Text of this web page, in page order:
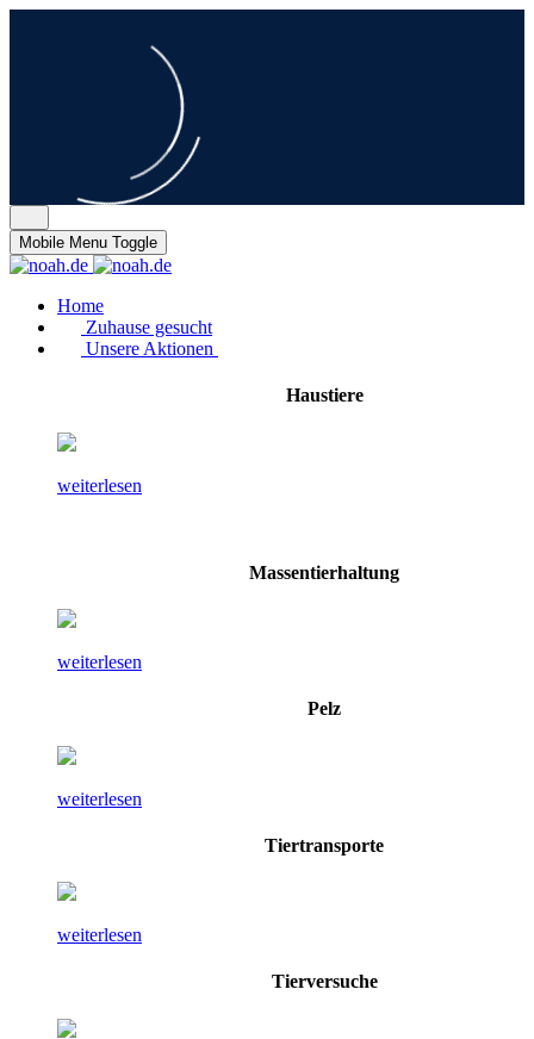
Mobile Menu Toggle
Home
Zuhause gesucht
Unsere Aktionen
Haustiere
weiterlesen
Massentierhaltung
weiterlesen
Pelz
weiterlesen
Tiertransporte
weiterlesen
Tierversuche